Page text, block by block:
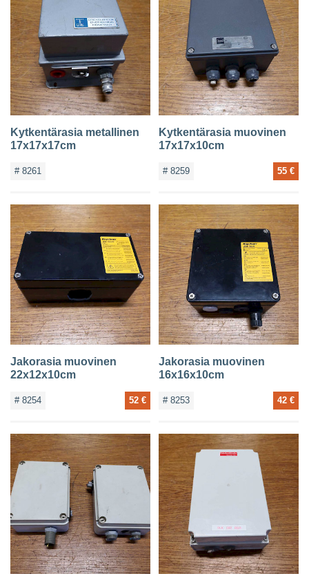
Kytkentärasia metallinen
17x17x17cm
# 8261
Kytkentärasia muovinen
17x17x10cm
# 8259 55 €
Jakorasia muovinen
22x12x10cm
# 8254 52 €
Jakorasia muovinen
16x16x10cm
# 8253 42 €